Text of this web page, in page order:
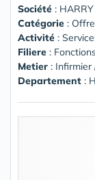
Société :
Catégorie :
Activité :
Filiere :
Metier : Infirmier
Departement :